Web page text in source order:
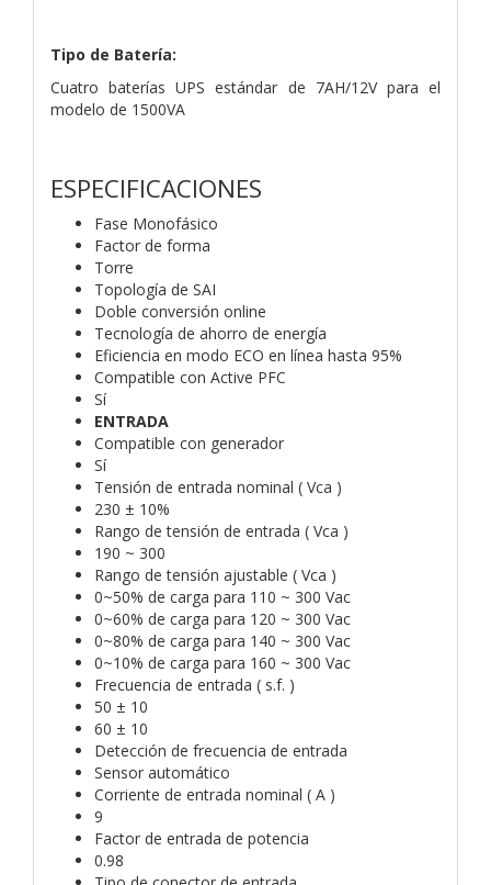
Tipo de Batería:
Cuatro baterías UPS estándar de 7AH/12V para el
modelo de 1500VA
ESPECIFICACIONES
Fase Monofásico
Factor de forma
Torre
Topología de SAI
Doble conversión online
Tecnología de ahorro de energía
Eficiencia en modo ECO en línea hasta 95%
Compatible con Active PFC
Sí
ENTRADA
Compatible con generador
Sí
Tensión de entrada nominal ( Vca )
230 ± 10%
Rango de tensión de entrada ( Vca )
190 ~ 300
Rango de tensión ajustable ( Vca )
0~50% de carga para 110 ~ 300 Vac
0~60% de carga para 120 ~ 300 Vac
0~80% de carga para 140 ~ 300 Vac
0~10% de carga para 160 ~ 300 Vac
Frecuencia de entrada ( s.f. )
50 ± 10
60 ± 10
Detección de frecuencia de entrada
Sensor automático
Corriente de entrada nominal ( A )
9
Factor de entrada de potencia
0.98